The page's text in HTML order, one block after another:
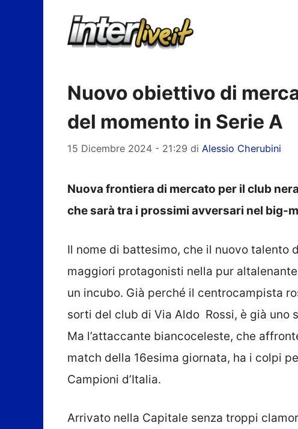
Nuovo obiettivo di
del momento in Serie A
15 Dicembre 2024 - 21:29 di Alessio Cherubini
Nuova frontiera di mercato per il club
che sarà tra i prossimi avversari nel big-
Il nome di battesimo, che il nuovo talento
maggiori protagonisti nella pur
un incubo. Già perché il centrocampista
sorti del club di Via Aldo Rossi, è già uno
Ma l’attaccante biancoceleste, che
match della 16esima giornata, ha i colpi
Campioni d’Italia.
Arrivato nella Capitale senza troppi